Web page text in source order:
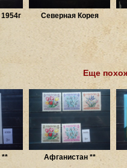
Северная Корея
Еще
** Афганистан **